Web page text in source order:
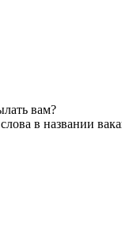
вам?
в названии